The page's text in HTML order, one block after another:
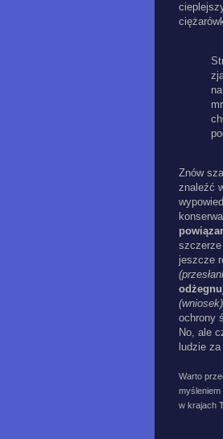
Znów
znaleźć
szczerze
jeszcze
(wniosek)
ochrony
No, ale
ludzie
Warto
w krajach